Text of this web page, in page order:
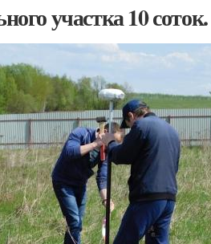
участка 10